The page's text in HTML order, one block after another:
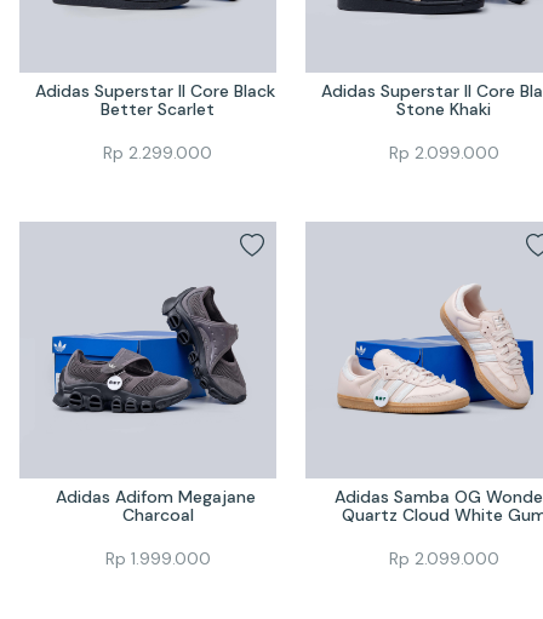
Adidas Superstar II Core Black
Better Scarlet
Rp 2.299.000
Adidas Superstar II Core
Stone Khaki
Rp 2.099.000
Adidas Adifom Megajane
Charcoal
Rp 1.999.000
Adidas Samba OG
Quartz Cloud White
Rp 2.099.000